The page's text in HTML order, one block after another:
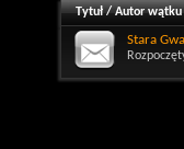
Tytuł/Autor wątku
Stara